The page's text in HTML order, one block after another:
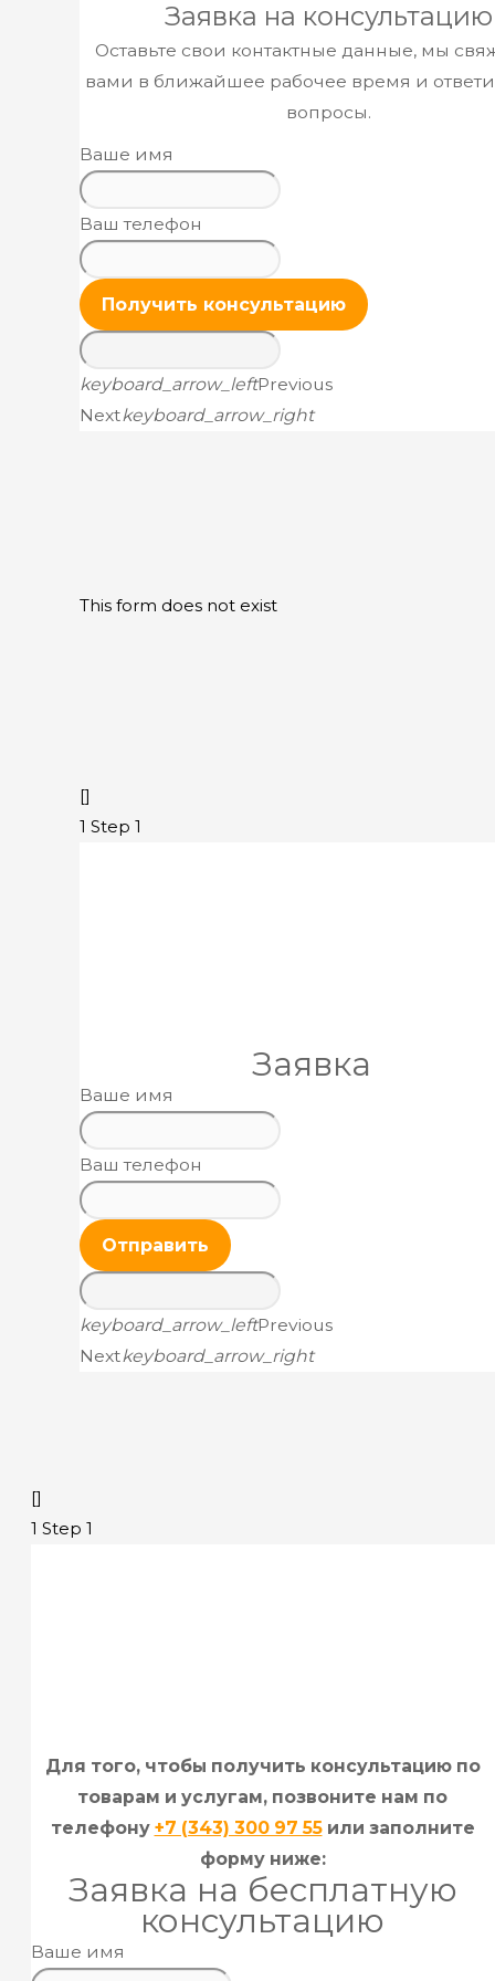
​Заявка на консультацию
Оставьте свои контактные данные, мы
вами в ближайшее рабочее время и
вопросы.
Ваше имя
Ваш телефон
Получить консультацию
keyboard_arrow_leftPrevious
Nextkeyboard_arrow_right
This form does not exist
[]
1 Step 1
Заявка
Ваше имя
Ваш телефон
Отправить
keyboard_arrow_leftPrevious
Nextkeyboard_arrow_right
[]
1 Step 1
Для того, чтобы получить консультацию по
товарам и услугам, позвоните нам по
телефону +7 (343) 300 97 55или заполните
форму ниже:
Заявка на бесплатную
консультацию
Ваше имя